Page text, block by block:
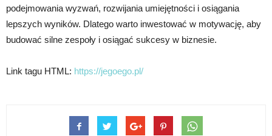
podejmowania wyzwań, rozwijania umiejętności i osiągania
lepszych wyników. Dlatego warto inwestować w motywację, aby
budować silne zespoły i osiągać sukcesy w biznesie.
Link tagu HTML: https://jegoego.pl/